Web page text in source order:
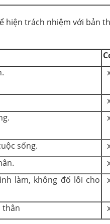
hiện trách nhiệm với bản
sống.
làm, không đổ lỗi cho
thân